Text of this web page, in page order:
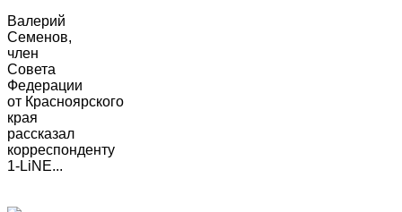
Валерий
Семенов,
член
Совета
Федерации
от Красноярского
края
рассказал
корреспонденту
1-LiNE...